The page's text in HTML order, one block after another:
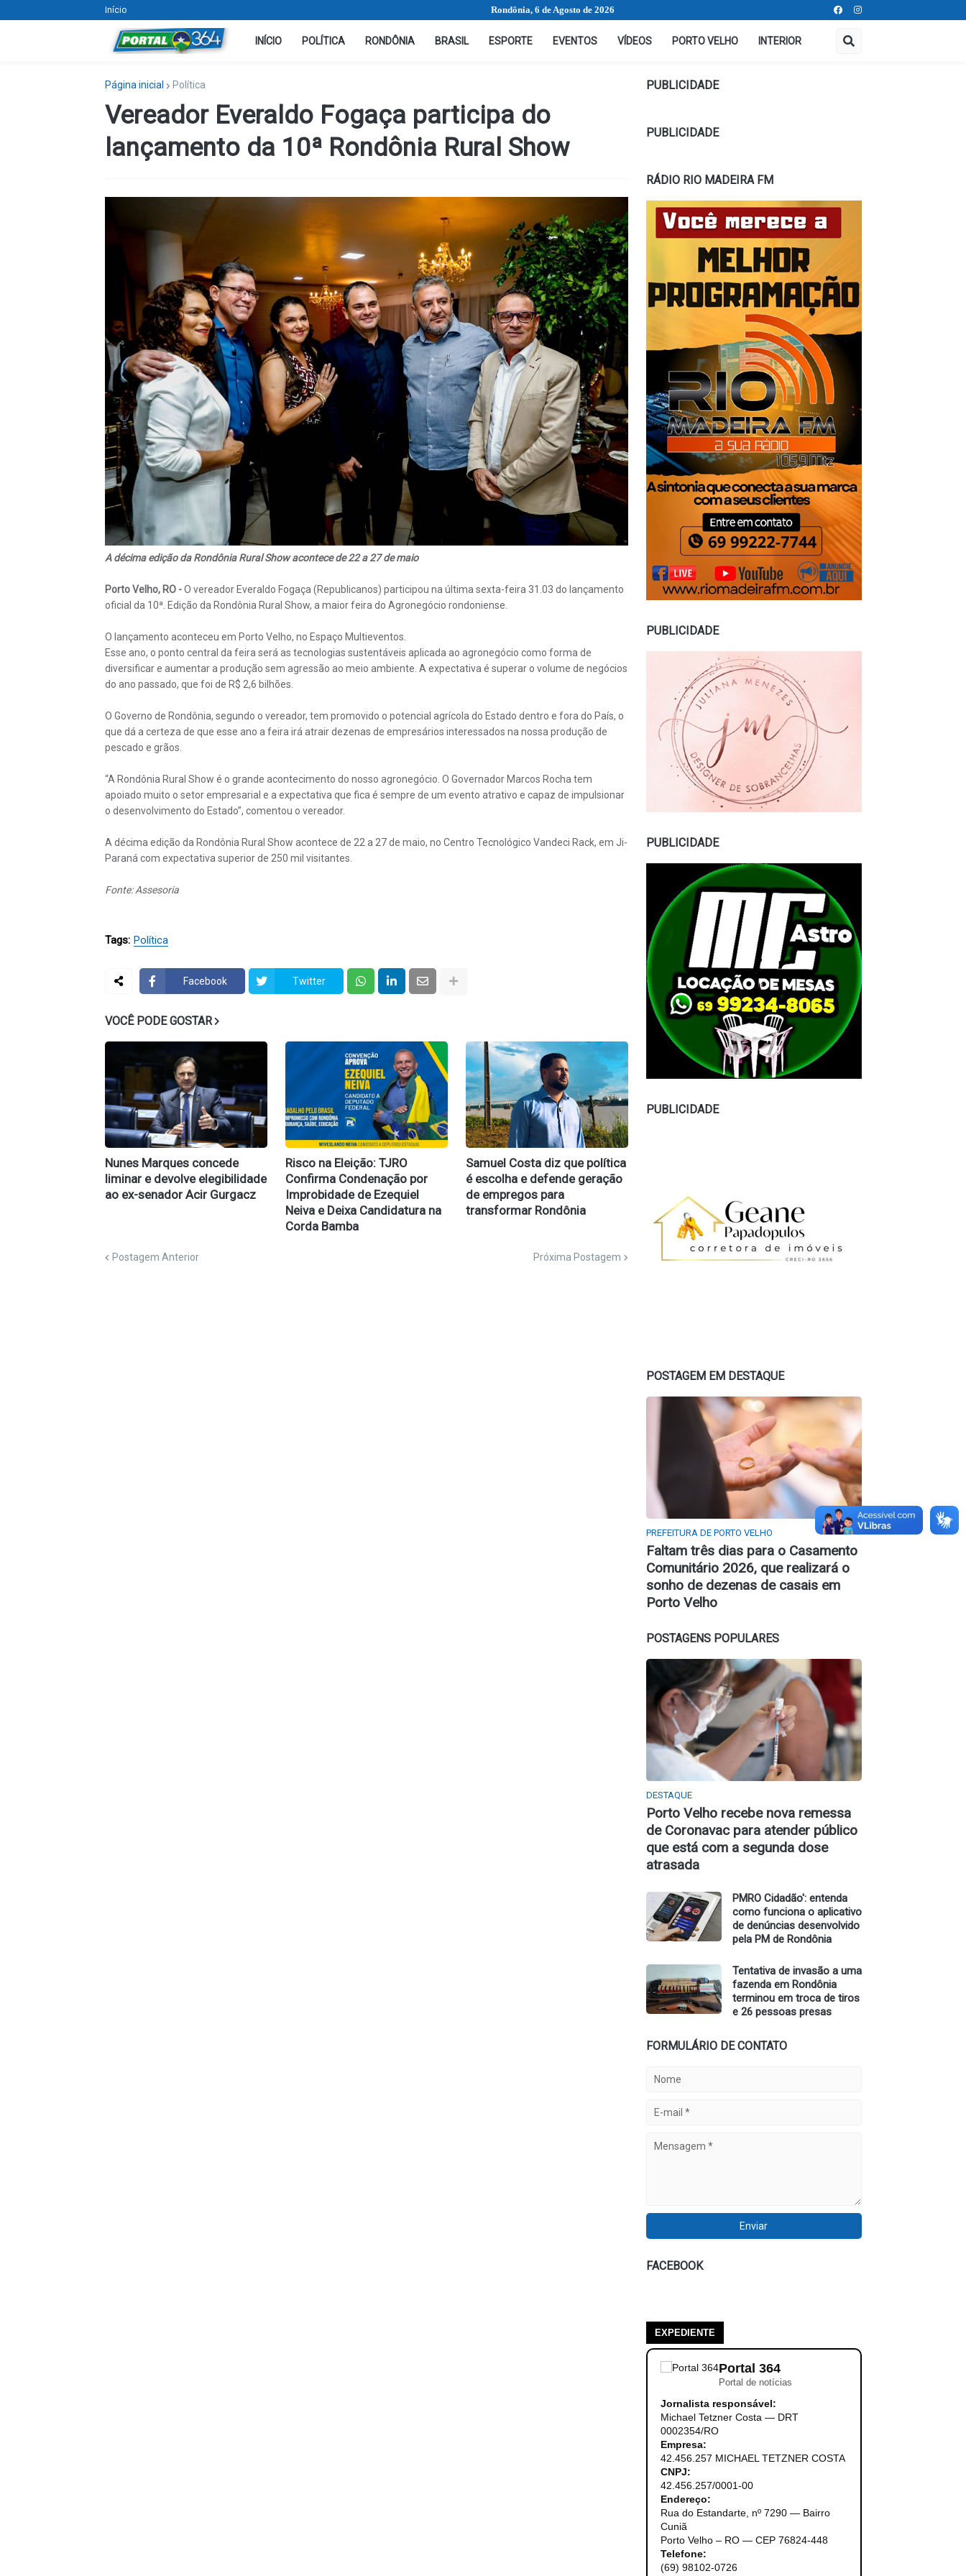
Início Rondônia, 6 de Agosto de 2026
INÍCIO POLÍTICA RONDÔNIA BRASIL ESPORTE EVENTOS VÍDEOS PORTO VELHO INTERIOR
Página inicial Política
Vereador Everaldo Fogaça participa do
lançamento da 10ª Rondônia Rural Show
A décima edição da Rondônia Rural Show acontece de 22 a 27 de maio
Porto Velho, RO -O vereador Everaldo Fogaça (Republicanos) participou na última sexta-feira 31.03 do lançamento
oficial da 10ª. Edição da Rondônia Rural Show, a maior feira do Agronegócio rondoniense.
O lançamento aconteceu em Porto Velho, no Espaço Multieventos.
Esse ano, o ponto central da feira será as tecnologias sustentáveis aplicada ao agronegócio como forma de
diversificar e aumentar a produção sem agressão ao meio ambiente. A expectativa é superar o volume de negócios
do ano passado, que foi de R$ 2,6 bilhões.
O Governo de Rondônia, segundo o vereador, tem promovido o potencial agrícola do Estado dentro e fora do País, o
que dá a certeza de que esse ano a feira irá atrair dezenas de empresários interessados na nossa produção de
pescado e grãos.
“A Rondônia Rural Show é o grande acontecimento do nosso agronegócio. O Governador Marcos Rocha tem
apoiado muito o setor empresarial e a expectativa que fica é sempre de um evento atrativo e capaz de impulsionar
o desenvolvimento do Estado”, comentou o vereador.
A décima edição da Rondônia Rural Show acontece de 22 a 27 de maio, no Centro Tecnológico Vandeci Rack, em Ji-
Paraná com expectativa superior de 250 mil visitantes.
Fonte: Assesoria
Tags: Política
Facebook Twitter
VOCÊ PODE GOSTAR
Nunes Marques concede
liminar e devolve elegibilidade
ao ex-senador Acir Gurgacz
Risco na Eleição: TJRO
Confirma Condenação por
Improbidade de Ezequiel
Neiva e Deixa Candidatura na
Corda Bamba
Samuel Costa diz que política
é escolha e defende geração
de empregos para
transformar Rondônia
Postagem Anterior Próxima Postagem
PUBLICIDADE
PUBLICIDADE
RÁDIO RIO MADEIRA FM
PUBLICIDADE
PUBLICIDADE
PUBLICIDADE
POSTAGEM EM DESTAQUE
PREFEITURA DE PORTO VELHO
Faltam três dias para o Casamento
Comunitário 2026, que realizará o
sonho de dezenas de casais em
Porto Velho
POSTAGENS POPULARES
DESTAQUE
Porto Velho recebe nova remessa
de Coronavac para atender público
que está com a segunda dose
atrasada
PMRO Cidadão': entenda
como funciona o aplicativo
de denúncias desenvolvido
pela PM de Rondônia
Tentativa de invasão a uma
fazenda em Rondônia
terminou em troca de tiros
e 26 pessoas presas
FORMULÁRIO DE CONTATO
FACEBOOK
EXPEDIENTE
Portal 364
Portal de notícias
Jornalista responsável:
Michael Tetzner Costa — DRT
0002354/RO
Empresa:
42.456.257 MICHAEL TETZNER COSTA
CNPJ:
42.456.257/0001-00
Endereço:
Rua do Estandarte, nº 7290 — Bairro
Cuniã
Porto Velho – RO — CEP 76824-448
Telefone:
(69) 98102-0726